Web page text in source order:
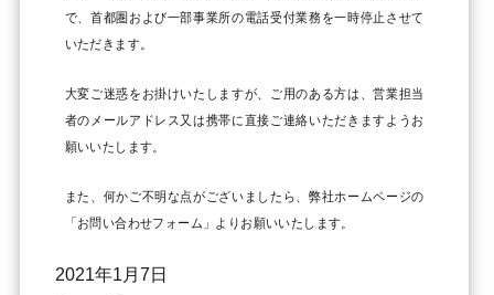
で、首都圏および一部事業所の電話受付業務を一時停止させて
いただきます。
大変ご迷惑をお掛けいたしますが、ご用のある方は、営業担当
者のメールアドレス又は携帯に直接ご連絡いただきますようお
願いいたします。
また、何かご不明な点がございましたら、弊社ホームページの
「お問い合わせフォーム」よりお願いいたします。
2021年1月7日